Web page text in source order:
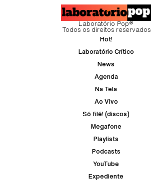
Laboratório Pop®
Todos os direitos reservados
Hot!
Laboratório Crítico
News
Agenda
Na Tela
Ao Vivo
Só filé! (discos)
Megafone
Playlists
Podcasts
YouTube
Expediente